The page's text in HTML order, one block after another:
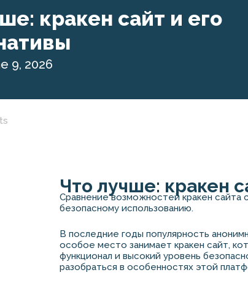
кракен сайт и его
9, 2026
Что лучше: кракен
Сравнение возможностей кракен сайта
безопасному использованию.
В последние годы популярность
особое место занимает кракен сайт,
функционал и высокий уровень
разобраться в особенностях этой